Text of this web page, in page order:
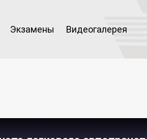
Экзамены Видеогалерея